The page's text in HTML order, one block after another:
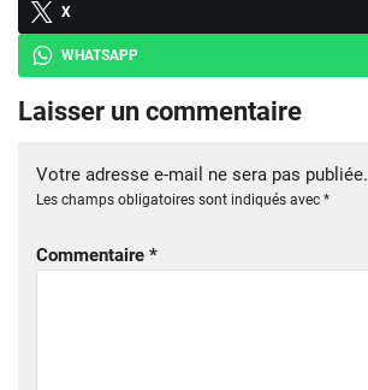
X
WHATSAPP
Laisser un commentaire
Votre adresse e-mail ne sera pas publiée.
Les champs obligatoires sont indiqués avec *
Commentaire *